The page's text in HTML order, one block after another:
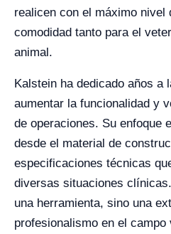
realicen con el máximo nivel
comodidad tanto para el
animal.
Kalstein ha dedicado años a
aumentar la funcionalidad y
de operaciones. Su enfoque
desde el material de
especificaciones técnicas
diversas situaciones
una herramienta, sino una
profesionalismo en el campo